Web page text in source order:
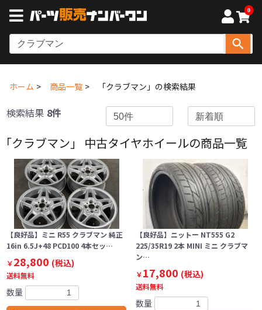
0
ホーム 商品一覧 「クラブマン」の検索結果
検索結果 8件
「クラブマン」 中古タイヤホイールの商品一覧
【良好品】ミニ R55 クラブマン 純正
16in 6.5J+48 PCD100 4本セッ…
￥28,800 (税込)
送料無料
数量
【良好品】ニットー NT555 G2
225/35R19 2本 MINI ミニ クラブマ
ン…
￥17,800 (税込)
送料無料
数量